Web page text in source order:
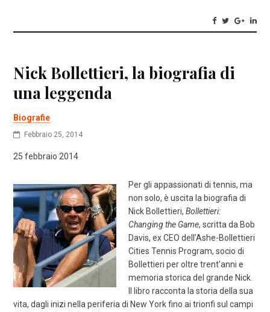
Nick Bollettieri, la biografia di
una leggenda
Biografie
Febbraio 25, 2014
25 febbraio 2014
Per gli appassionati di tennis, ma
non solo, è uscita la biografia di
Nick Bollettieri,Bollettieri:
Changing the Game, scritta da Bob
Davis, ex CEO dell’Ashe-Bollettieri
Cities Tennis Program, socio di
Bollettieri per oltre trent’anni e
memoria storica del grande Nick.
Il libro racconta la storia della sua
vita, dagli inizi nella periferia di New York fino ai trionfi sul campi